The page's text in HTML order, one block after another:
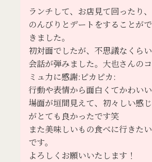
ランチして、お店見て回ったり、
のんびりとデートをすることがで
きました。
初対面でしたが、不思議なくらい
会話が弾みました。大也さんのコ
ミュ力に感謝:ピカピカ:
行動や表情から面白くてかわいい
場面が垣間見えて、初々しい感じ
がとても良かったです笑
また美味しいもの食べに行きたい
です。
よろしくお願いいたします！